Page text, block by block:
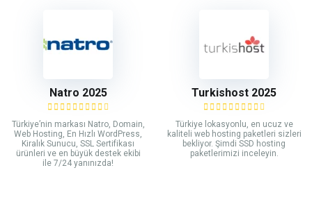
Natro 2025
Türkiye’nin markası Natro, Domain,
Web Hosting, En Hızlı WordPress,
Kiralık Sunucu, SSL Sertifikası
ürünleri ve en büyük destek ekibi
ile 7/24 yanınızda!
Turkishost 2025
Türkiye lokasyonlu, en ucuz ve
kaliteli web hosting paketleri sizleri
bekliyor. Şimdi SSD hosting
paketlerimizi inceleyin.